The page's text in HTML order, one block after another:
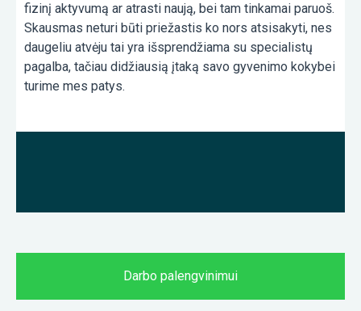
fizinį aktyvumą ar atrasti naują, bei tam tinkamai paruoš.
Skausmas neturi būti priežastis ko nors atsisakyti, nes
daugeliu atvėju tai yra išsprendžiama su specialistų
pagalba, tačiau didžiausią įtaką savo gyvenimo kokybei
turime mes patys.
Darbo palengvinimui